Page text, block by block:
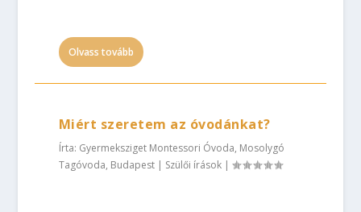
Olvass tovább
Miért szeretem az óvodánkat?
Írta: Gyermeksziget Montessori Óvoda, Mosolygó
Tagóvoda, Budapest| Szülői írások|